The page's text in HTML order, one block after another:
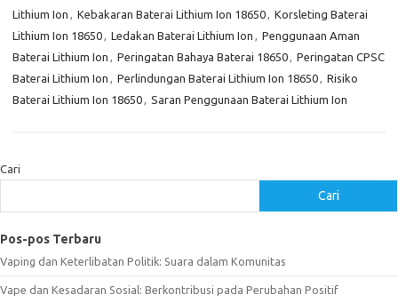
Lithium Ion , Kebakaran Baterai Lithium Ion 18650, Korsleting Baterai
Lithium Ion 18650, Ledakan Baterai Lithium Ion , Penggunaan Aman
Baterai Lithium Ion , Peringatan Bahaya Baterai 18650, Peringatan CPSC
Baterai Lithium Ion , Perlindungan Baterai Lithium Ion 18650, Risiko
Baterai Lithium Ion 18650, Saran Penggunaan Baterai Lithium Ion
Cari
Cari
Pos-pos Terbaru
Vaping dan Keterlibatan Politik: Suara dalam Komunitas
Vape dan Kesadaran Sosial: Berkontribusi pada Perubahan Positif